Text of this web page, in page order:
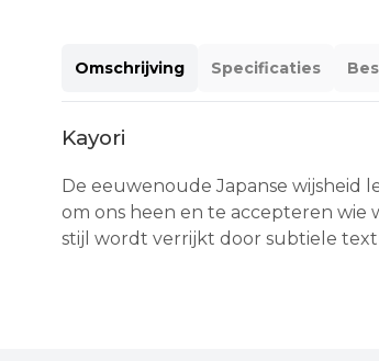
Omschrijving Specificaties
Kayori
De eeuwenoude Japanse
om ons heen en te accepteren
stijl wordt verrijkt door subtiele